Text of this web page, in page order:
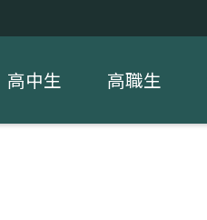
高中生 高職生